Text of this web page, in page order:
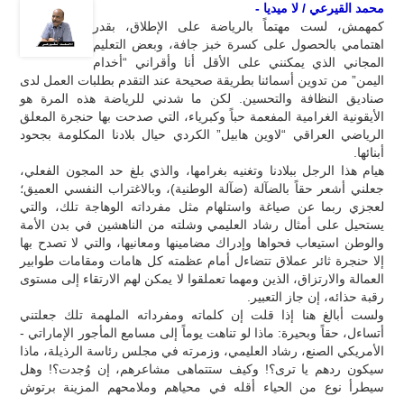
محمد القيرعي / لا ميديا -
كمهمش، لست مهتماً بالرياضة على الإطلاق، بقدر
اهتمامي بالحصول على كسرة خبز جافة، وبعض التعليم
المجاني الذي يمكنني على الأقل أنا وأقراني “أخدام
اليمن” من تدوين أسمائنا بطريقة صحيحة عند التقدم بطلبات العمل لدى
صناديق النظافة والتحسين. لكن ما شدني للرياضة هذه المرة هو
الأيقونية الغرامية المفعمة حباً وكبرياء، التي صدحت بها حنجرة المعلق
الرياضي العراقي “لاوين هابيل” الكردي حيال بلادنا المكلومة بجحود
أبنائها.
هيام هذا الرجل ببلادنا وتغنيه بغرامها، والذي بلغ حد المجون الفعلي،
جعلني أشعر حقاً بالضآلة (ضآلة الوطنية)، وبالاغتراب النفسي العميق؛
لعجزي ربما عن صياغة واستلهام مثل مفرداته الوهاجة تلك، والتي
يستحيل على أمثال رشاد العليمي وشلته من الناهشين في بدن الأمة
والوطن استيعاب فحواها وإدراك مضامينها ومعانيها، والتي لا تصدح بها
إلا حنجرة ثائر عملاق تتضاءل أمام عظمته كل هامات ومقامات طوابير
العمالة والارتزاق، الذين ومهما تعملقوا لا يمكن لهم الارتقاء إلى مستوى
رقبة حذائه، إن جاز التعبير.
ولست أبالغ هنا إذا قلت إن كلماته ومفرداته الملهمة تلك جعلتني
أتساءل، حقاً وبحيرة: ماذا لو تناهت يوماً إلى مسامع المأجور الإماراتي -
الأمريكي الصنع، رشاد العليمي، وزمرته في مجلس رئاسة الرذيلة، ماذا
سيكون ردهم يا ترى؟! وكيف ستتماهى مشاعرهم، إن وُجدت؟! وهل
سيطرأ نوع من الحياء أقله في محياهم وملامحهم المزينة برتوش